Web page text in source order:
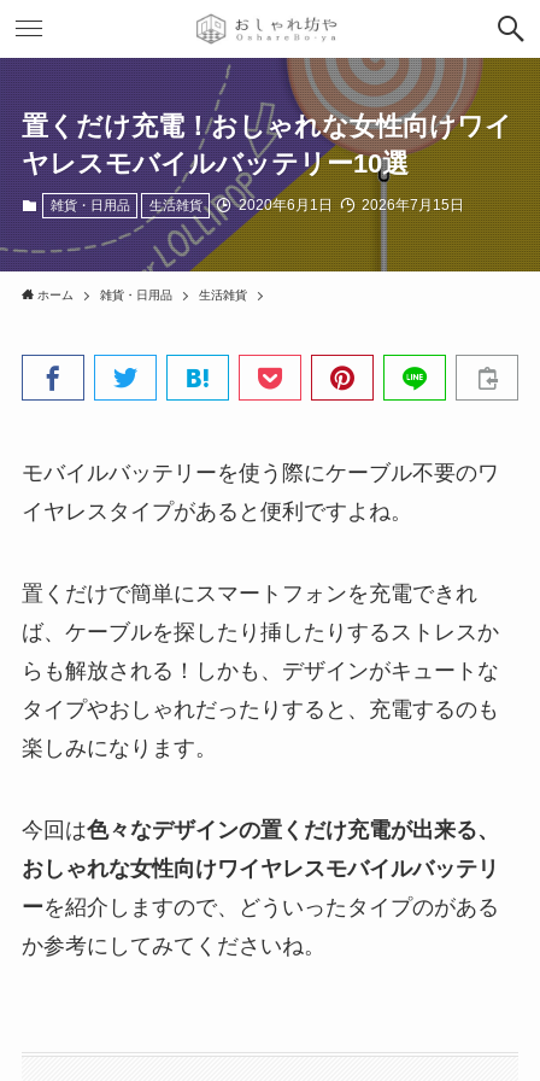
置くだけ充電！おしゃれな女性向けワイ
ヤレスモバイルバッテリー10選
雑貨・日用品 生活雑貨 2020年6月1日 2026年7月15日
ホーム 雑貨・日用品 生活雑貨
モバイルバッテリーを使う際にケーブル不要のワ
イヤレスタイプがあると便利ですよね。
置くだけで簡単にスマートフォンを充電できれ
ば、ケーブルを探したり挿したりするストレスか
らも解放される！しかも、デザインがキュートな
タイプやおしゃれだったりすると、充電するのも
楽しみになります。
今回は色々なデザインの置くだけ充電が出来る、
おしゃれな女性向けワイヤレスモバイルバッテリ
ーを紹介しますので、どういったタイプのがある
か参考にしてみてくださいね。